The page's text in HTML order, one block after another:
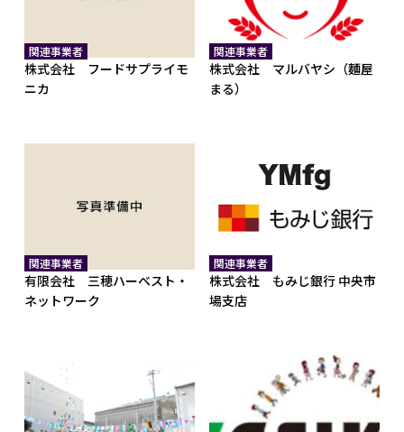
関連事業者
株式会社 フードサプライモ
ニカ
関連事業者
株式会社 マルバヤシ（麵屋
まる）
関連事業者
有限会社 三穂ハーベスト・
ネットワーク
関連事業者
株式会社 もみじ銀行 中央市
場支店